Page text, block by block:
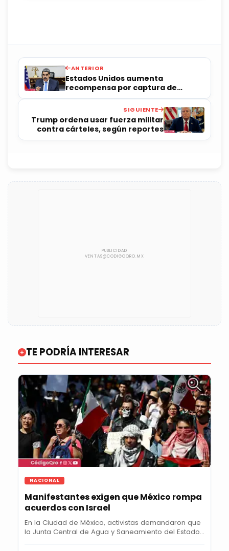
ANTERIOR
Estados Unidos aumenta
recompensa por captura de
Maduro
SIGUIENTE
Trump ordena usar fuerza militar
contra cárteles, según reportes
TE PODRÍA INTERESAR
NACIONAL
Manifestantes exigen que México rompa
acuerdos con Israel
En la Ciudad de México, activistas demandaron que
la Junta Central de Agua y Saneamiento del Estado...